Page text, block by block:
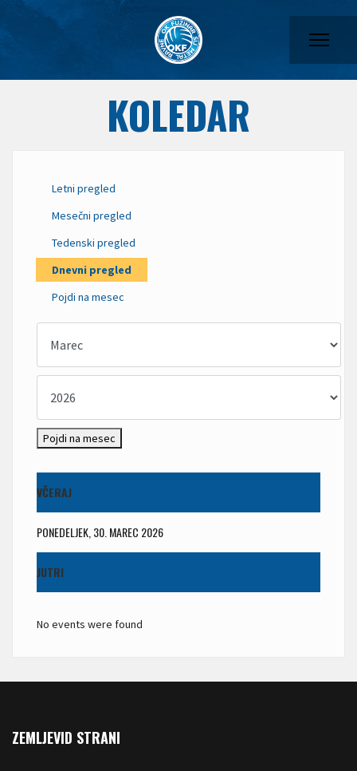
KOLEDAR
Letni pregled
Mesečni pregled
Tedenski pregled
Dnevni pregled
Pojdi na mesec
Pojdi na mesec
VČERAJ
PONEDELJEK, 30. MAREC 2026
JUTRI
No events were found
ZEMLJEVID STRANI